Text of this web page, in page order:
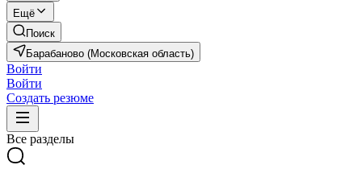
Ещё
Поиск
Барабаново (Московская область)
Войти
Войти
Создать резюме
Все разделы